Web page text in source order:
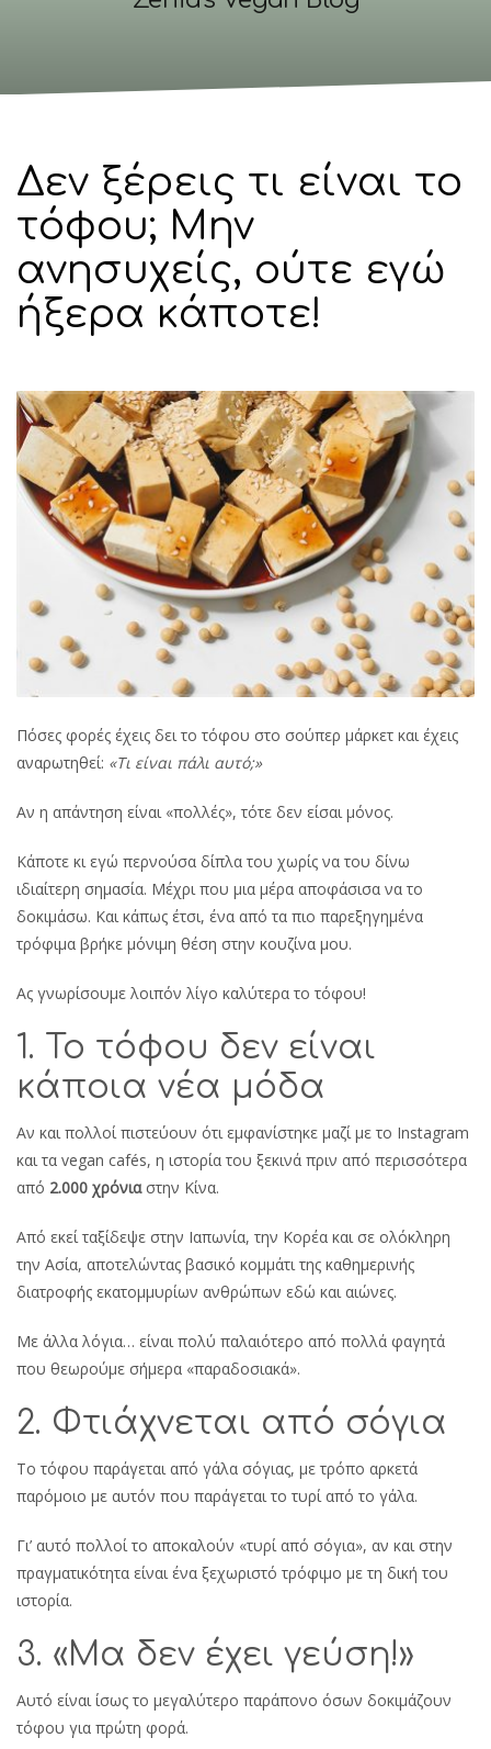
Δεν ξέρεις τι είναι το
τόφου; Μην
ανησυχείς, ούτε εγώ
ήξερα κάποτε!
Πόσες φορές έχεις δει το τόφου στο σούπερ μάρκετ και έχεις
αναρωτηθεί: «Τι είναι πάλι αυτό;»
Αν η απάντηση είναι «πολλές», τότε δεν είσαι μόνος.
Κάποτε κι εγώ περνούσα δίπλα του χωρίς να του δίνω
ιδιαίτερη σημασία. Μέχρι που μια μέρα αποφάσισα να το
δοκιμάσω. Και κάπως έτσι, ένα από τα πιο παρεξηγημένα
τρόφιμα βρήκε μόνιμη θέση στην κουζίνα μου.
Ας γνωρίσουμε λοιπόν λίγο καλύτερα το τόφου!
1. Το τόφου δεν είναι
κάποια νέα μόδα
Αν και πολλοί πιστεύουν ότι εμφανίστηκε μαζί με το Instagram
και τα vegan cafés, η ιστορία του ξεκινά πριν από περισσότερα
από 2.000 χρόνιαστην Κίνα.
Από εκεί ταξίδεψε στην Ιαπωνία, την Κορέα και σε ολόκληρη
την Ασία, αποτελώντας βασικό κομμάτι της καθημερινής
διατροφής εκατομμυρίων ανθρώπων εδώ και αιώνες.
Με άλλα λόγια… είναι πολύ παλαιότερο από πολλά φαγητά
που θεωρούμε σήμερα «παραδοσιακά».
2. Φτιάχνεται από σόγια
Το τόφου παράγεται από γάλα σόγιας, με τρόπο αρκετά
παρόμοιο με αυτόν που παράγεται το τυρί από το γάλα.
Γι’ αυτό πολλοί το αποκαλούν «τυρί από σόγια», αν και στην
πραγματικότητα είναι ένα ξεχωριστό τρόφιμο με τη δική του
ιστορία.
3. «Μα δεν έχει γεύση!»
Αυτό είναι ίσως το μεγαλύτερο παράπονο όσων δοκιμάζουν
τόφου για πρώτη φορά.